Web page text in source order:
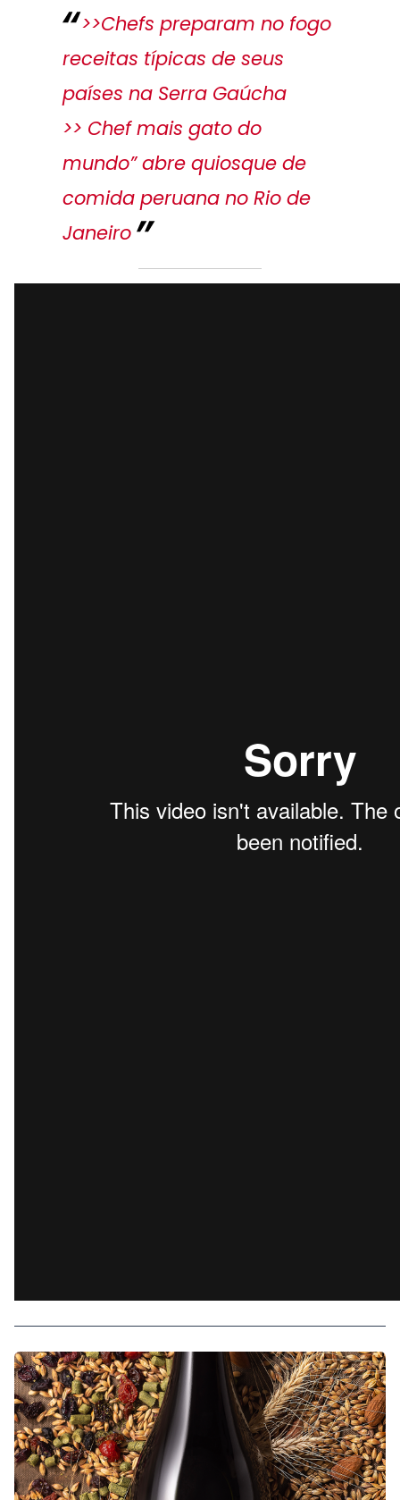
>>Chefs preparam no fogo
receitas típicas de seus
países na Serra Gaúcha
>> Chef mais gato do
mundo” abre quiosque de
comida peruana no Rio de
Janeiro